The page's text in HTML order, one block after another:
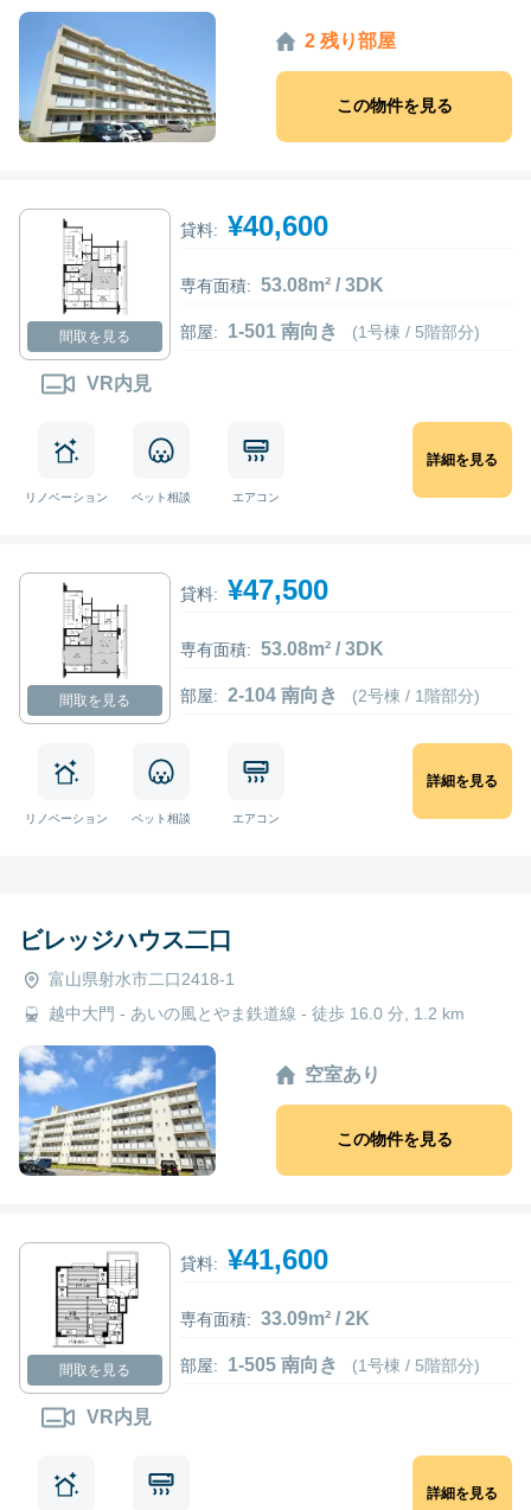
2 残り部屋
この物件を見る
間取を見る
VR内見
貸料: ¥40,600
専有面積: 53.08m² / 3DK
部屋: 1-501 南向き (1号棟 / 5階部分)
リノベーション ペット相談 エアコン
詳細を見る
間取を見る
貸料: ¥47,500
専有面積: 53.08m² / 3DK
部屋: 2-104 南向き (2号棟 / 1階部分)
リノベーション ペット相談 エアコン
詳細を見る
ビレッジハウス二口
富山県射水市二口2418-1
越中大門 - あいの風とやま鉄道線 - 徒歩 16.0 分, 1.2 km
空室あり
この物件を見る
間取を見る
VR内見
貸料: ¥41,600
専有面積: 33.09m² / 2K
部屋: 1-505 南向き (1号棟 / 5階部分)
詳細を見る